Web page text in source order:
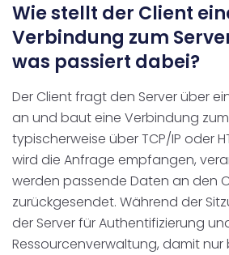
Wie stellt der Client
Verbindung zum
was passiert dabei?
Der Client fragt den Server über
an und baut eine Verbindung
typischerweise über TCP/IP oder
wird die Anfrage empfangen,
werden passende Daten an den
zurückgesendet. Während der
der Server für Authentifizierung
Ressourcenverwaltung, damit